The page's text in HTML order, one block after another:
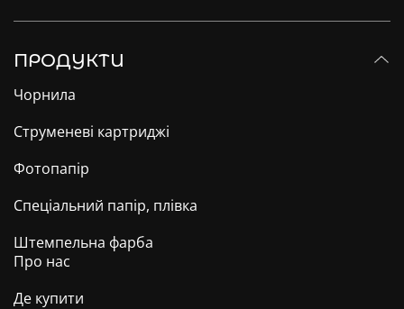
ПРОДУКТИ
Чорнила
Струменеві картриджі
Фотопапір
Спеціальний папір, плівка
Штемпельна фарба
Про нас
Де купити